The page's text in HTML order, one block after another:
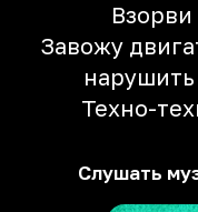
Завожу
нарушить
Техно-
Слушать